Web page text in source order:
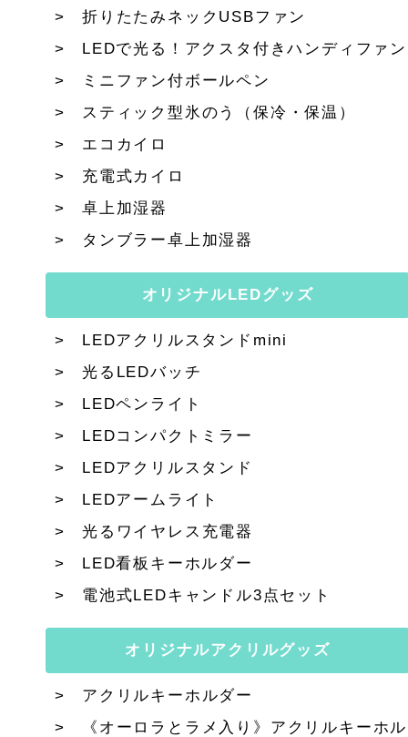
折りたたみネックUSBファン
LEDで光る！アクスタ付きハンディファン
ミニファン付ボールペン
スティック型氷のう（保冷・保温）
エコカイロ
充電式カイロ
卓上加湿器
タンブラー卓上加湿器
オリジナルLEDグッズ
LEDアクリルスタンドmini
光るLEDバッチ
LEDペンライト
LEDコンパクトミラー
LEDアクリルスタンド
LEDアームライト
光るワイヤレス充電器
LED看板キーホルダー
電池式LEDキャンドル3点セット
オリジナルアクリルグッズ
アクリルキーホルダー
《オーロラとラメ入り》アクリルキーホル